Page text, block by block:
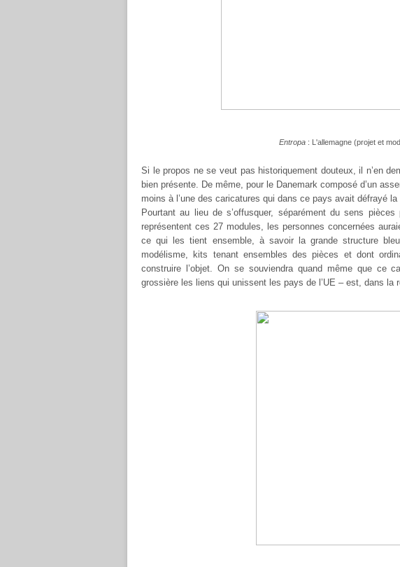
Entropa: L'allemagne (projet et
Si le propos ne se veut pas historiquement douteux, il n’en
bien présente. De même, pour le Danemark composé d’un
moins à l’une des caricatures qui dans ce pays avait défrayé
Pourtant au lieu de s’offusquer, séparément du sens
représentent ces 27 modules, les personnes concernées
ce qui les tient ensemble, à savoir la grande structure
modélisme, kits tenant ensembles des pièces et dont
construire l’objet. On se souviendra quand même que ce
grossière les liens qui unissent les pays de l’UE – est, dans la